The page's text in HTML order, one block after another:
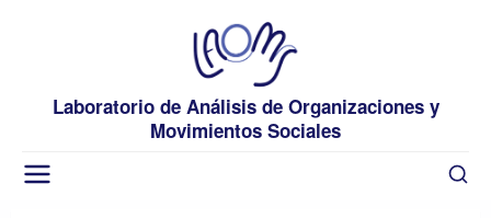
Laboratorio de Análisis de Organizaciones y
Movimientos Sociales